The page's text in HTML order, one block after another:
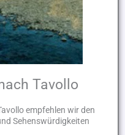
Tavollo
empfehlen wir den
Sehenswürdigkeiten